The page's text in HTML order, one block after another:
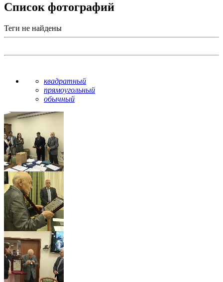
Список фотографий
Теги не найдены
квадратный
прямоугольный
обычный